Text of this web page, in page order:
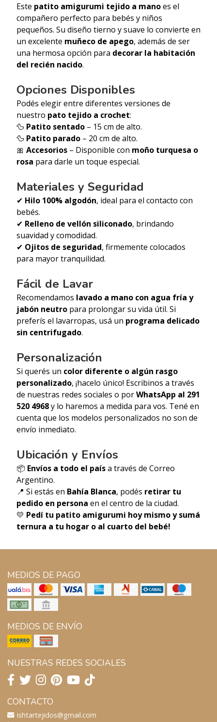
Este patito amigurumi tejido a manoes el
compañero perfecto para bebés y niños
pequeños. Su diseño tierno y suave lo convierte en
un excelente muñeco de apego, además de ser
una hermosa opción para decorar la habitación
del recién nacido.
Opciones Disponibles
Podés elegir entre diferentes versiones de
nuestro pato tejido a crochet:
🦆 Patito sentado– 15 cm de alto.
🦆 Patito parado– 20 cm de alto.
🎀 Accesorios– Disponible con moño turquesa o
rosa para darle un toque especial.
Materiales y Seguridad
✔ Hilo 100% algodón, ideal para el contacto con
bebés.
✔ Relleno de vellón siliconado, brindando
suavidad y comodidad.
✔ Ojitos de seguridad, firmemente colocados
para mayor tranquilidad.
Fácil de Lavar
Recomendamos lavado a mano con agua fría y
jabón neutropara prolongar su vida útil. Si
preferís el lavarropas, usá un programa delicado
sin centrifugado.
Personalización
Si querés un color diferente o algún rasgo
personalizado, ¡hacelo único! Escribinos a través
de nuestras redes sociales o porWhatsApp al 291
520 4968y lo haremos a medida para vos. Tené en
cuenta que los modelos personalizados no son de
envío inmediato.
Ubicación y Envíos
📦 Envíos a todo el paísa través de Correo
Argentino.
📍 Si estás en Bahía Blanca, podés retirar tu
pedido en persona en el centro de la ciudad.
💛 Pedí tu patito amigurumi hoy mismo y sumá
ternura a tu hogar o al cuarto del bebé!
MEDIOS DE PAGO
MEDIOS DE ENVÍO
NUESTRAS REDES SOCIALES
CONTACTO
ishtartejidos@gmail.com